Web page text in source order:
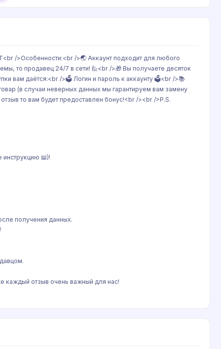
/>Особенности:<br />🌏 Аккаунт подходит для любого
то продавец 24/7 в сети! 🙋<br />🎁 Вы получаете десяток
вам даётся:<br />🗳 Логин и пароль к аккаунту 🗳<br />📚
(в случаи неверных данных мы гарантируем вам замену
то вам будет предоставлен бонус!<br /><br />P.S.
📖)!
получения данных.
каждый отзыв очень важный для нас!